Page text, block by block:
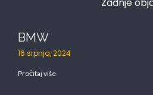
Zadnje
BMW
16 srpnja, 2024
Pročitaj više